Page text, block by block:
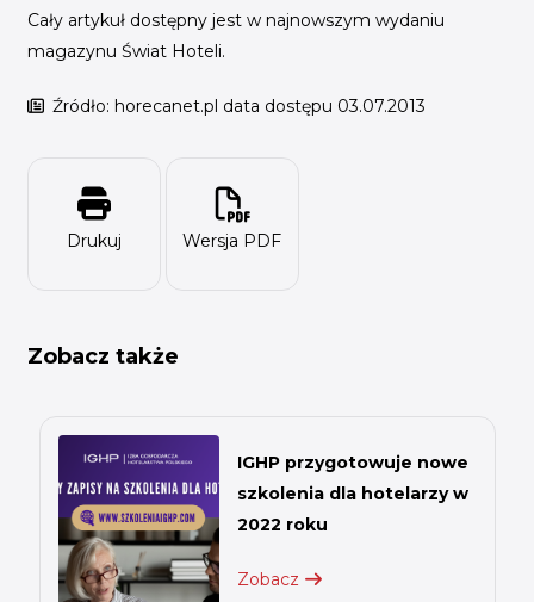
Cały artykuł dostępny jest w najnowszym wydaniu
magazynu Świat Hoteli.
Źródło: horecanet.pl data dostępu 03.07.2013
Drukuj Wersja PDF
Zobacz także
IGHP przygotowuje nowe
szkolenia dla hotelarzy w
2022 roku
Zobacz